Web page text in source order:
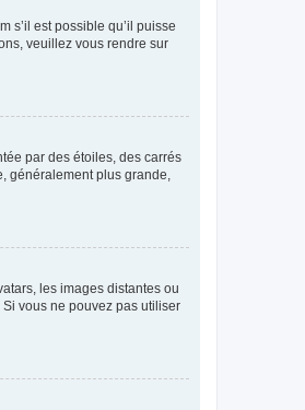
s’il est possible qu’il puisse
veuillez vous rendre sur
par des étoiles, des carrés
généralement plus grande,
les images distantes ou
vous ne pouvez pas utiliser